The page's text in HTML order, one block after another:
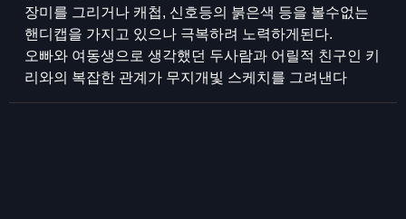
장미를 그리거나 캐첩, 신호등의 붉은색 등을 볼수없는
핸디캡을 가지고 있으나 극복하려 노력하게된다.
오빠와 여동생으로 생각했던 두사람과 어릴적 친구인 키
리와의 복잡한 관계가 무지개빛 스케치를 그려낸다